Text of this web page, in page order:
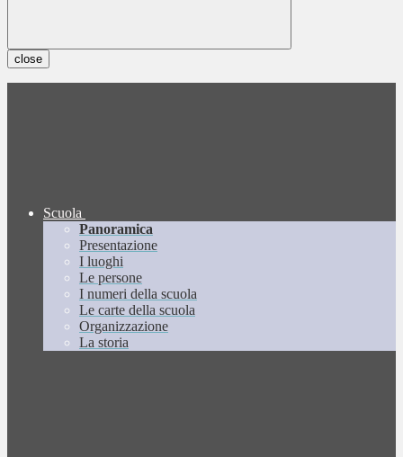
close
Scuola
Panoramica
Presentazione
I luoghi
Le persone
I numeri della scuola
Le carte della scuola
Organizzazione
La storia